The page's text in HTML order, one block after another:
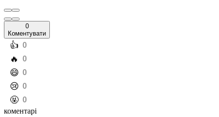
0
Коментувати
️👍 0
️🔥 0
️😄 0
️😢 0
️🤬 0
коментарі